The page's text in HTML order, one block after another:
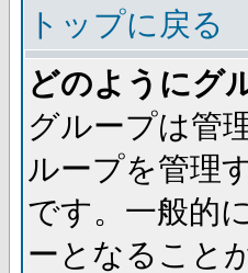
トップに戻る
どのようにグ
グループは管
ループを管理
です。一般的
ーとなること